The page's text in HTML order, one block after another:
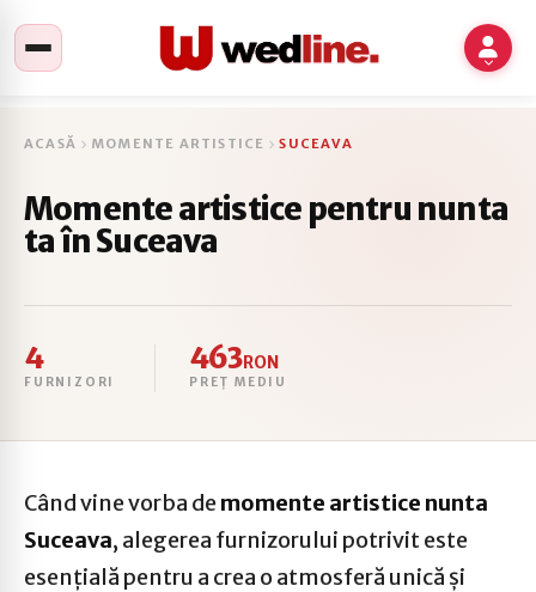
ACASĂ MOMENTE ARTISTICE SUCEAVA
Momente artistice pentru nunta
ta în Suceava
4
FURNIZORI
463RON
PREȚ MEDIU
Când vine vorba de momente artistice nunta
Suceava, alegerea furnizorului potrivit este
esențială pentru a crea o atmosferă unică și